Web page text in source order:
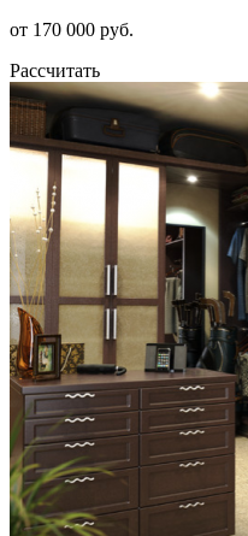
от 170 000 руб.
Рассчитать